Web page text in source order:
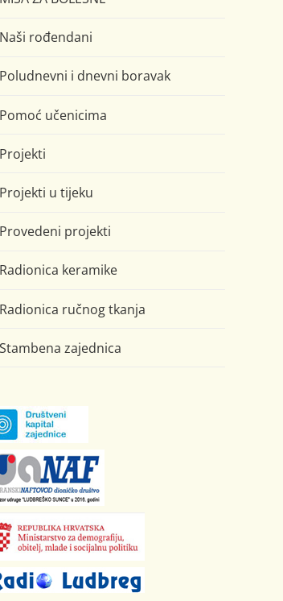
Naši rođendani
Poludnevni i dnevni boravak
Pomoć učenicima
Projekti
Projekti u tijeku
Provedeni projekti
Radionica keramike
Radionica ručnog tkanja
Stambena zajednica